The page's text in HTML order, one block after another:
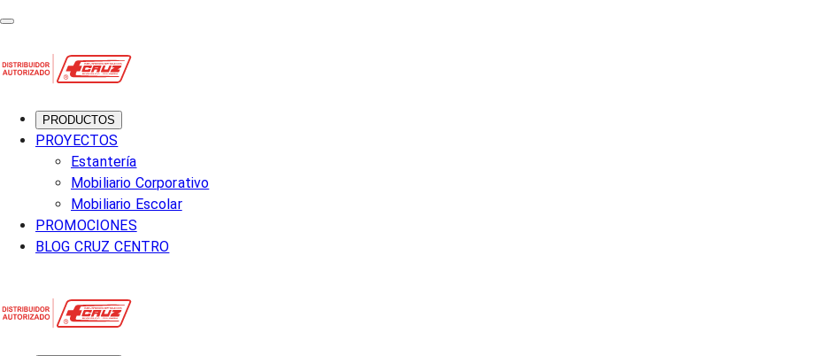
PRODUCTOS
PROYECTOS
Estantería
Mobiliario Corporativo
Mobiliario Escolar
PROMOCIONES
BLOG CRUZ CENTRO